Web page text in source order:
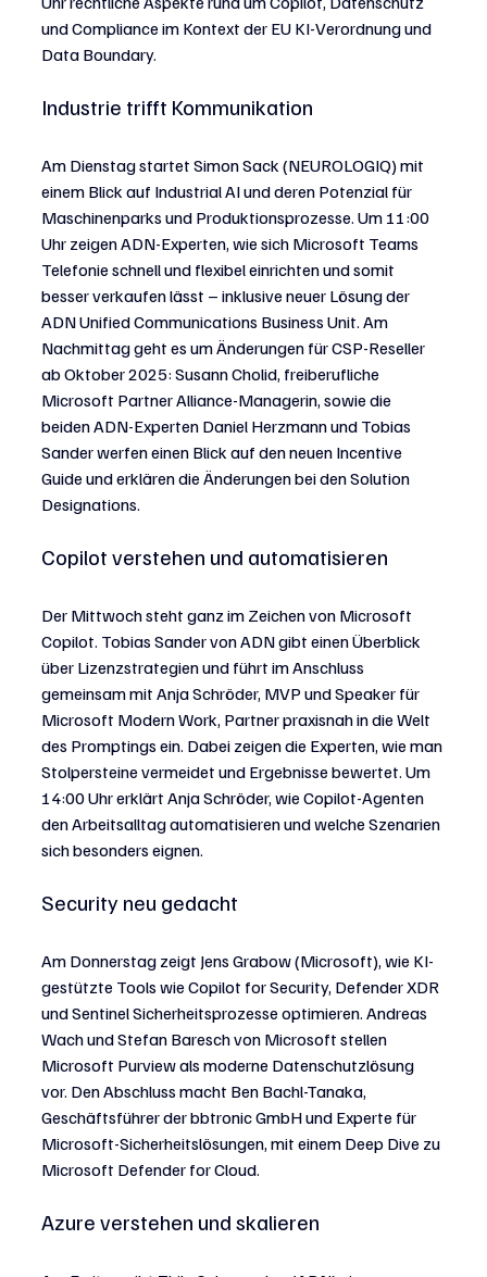
und Compliance im Kontext der EU KI-Verordnung und
Data Boundary.
Industrie trifft Kommunikation
Am Dienstag startet Simon Sack (NEUROLOGIQ) mit
einem Blick auf Industrial AI und deren Potenzial für
Maschinenparks und Produktionsprozesse. Um 11:00
Uhr zeigen ADN-Experten, wie sich Microsoft Teams
Telefonie schnell und flexibel einrichten und somit
besser verkaufen lässt – inklusive neuer Lösung der
ADN Unified Communications Business Unit. Am
Nachmittag geht es um Änderungen für CSP-Reseller
ab Oktober 2025: Susann Cholid, freiberufliche
Microsoft Partner Alliance-Managerin, sowie die
beiden ADN-Experten Daniel Herzmann und Tobias
Sander werfen einen Blick auf den neuen Incentive
Guide und erklären die Änderungen bei den Solution
Designations.
Copilot verstehen und automatisieren
Der Mittwoch steht ganz im Zeichen von Microsoft
Copilot. Tobias Sander von ADN gibt einen Überblick
über Lizenzstrategien und führt im Anschluss
gemeinsam mit Anja Schröder, MVP und Speaker für
Microsoft Modern Work, Partner praxisnah in die Welt
des Promptings ein. Dabei zeigen die Experten, wie man
Stolpersteine vermeidet und Ergebnisse bewertet. Um
14:00 Uhr erklärt Anja Schröder, wie Copilot-Agenten
den Arbeitsalltag automatisieren und welche Szenarien
sich besonders eignen.
Security neu gedacht
Am Donnerstag zeigt Jens Grabow (Microsoft), wie KI-
gestützte Tools wie Copilot for Security, Defender XDR
und Sentinel Sicherheitsprozesse optimieren. Andreas
Wach und Stefan Baresch von Microsoft stellen
Microsoft Purview als moderne Datenschutzlösung
vor. Den Abschluss macht Ben Bachl-Tanaka,
Geschäftsführer der bbtronic GmbH und Experte für
Microsoft-Sicherheitslösungen, mit einem Deep Dive zu
Microsoft Defender for Cloud.
Azure verstehen und skalieren